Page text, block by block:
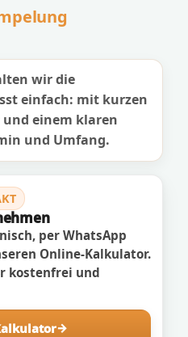
wir die
einfach: mit kurzen
einem klaren
und Umfang.
per WhatsApp
Online-Kalkulator.
kostenfrei und